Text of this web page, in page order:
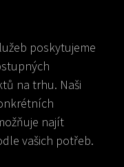
poskytujeme
na trhu. Naši
najít
vašich potřeb.